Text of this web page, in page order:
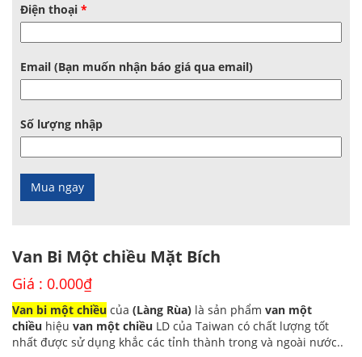
Điện thoại *
Email (Bạn muốn nhận báo giá qua email)
Số lượng nhập
Van Bi Một chiều Mặt Bích
Giá : 0.000₫
Van bi một chiều của (Làng Rùa) là sản phẩm van một
chiều hiệu van một chiều LD của Taiwan có chất lượng tốt
nhất được sử dụng khắc các tỉnh thành trong và ngoài nước..